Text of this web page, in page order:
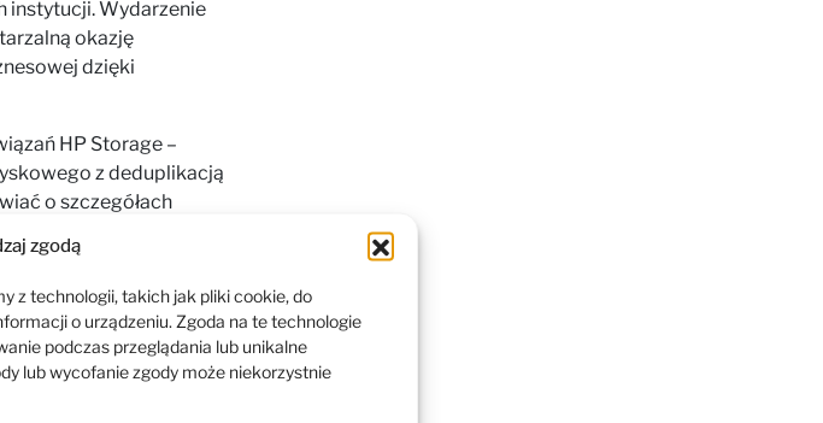
zgodą
z technologii, takich jak pliki cookie, do
o urządzeniu. Zgoda na te technologie
podczas przeglądania lub unikalne
lub wycofanie zgody może niekorzystnie
instytucji. Wydarzenie
okazję
dzięki
HP Storage –
z deduplikacją
o szczegółach
formularza